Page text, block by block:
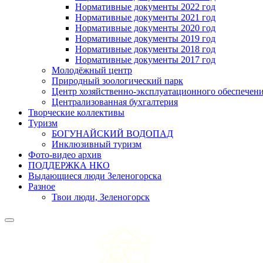
Нормативные документы 2022 год
Нормативные документы 2021 год
Нормативные документы 2020 год
Нормативные документы 2019 год
Нормативные документы 2018 год
Нормативные документы 2017 год
Молодёжный центр
Природный зоологический парк
Центр хозяйственно-эксплуатационного
Централизованная бухгалтерия
Творческие коллективы
Туризм
БОГУНАЙСКИЙ ВОДОПАД
Инклюзивный туризм
Фото-видео архив
ПОДДЕРЖКА НКО
Выдающиеся люди Зеленогорска
Разное
Твои люди, Зеленогорск